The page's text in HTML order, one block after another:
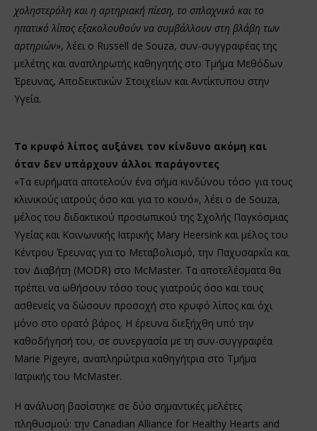
χοληστερόλη και η αρτηριακή πίεση, το σπλαχνικό και το
ηπατικό λίπος εξακολουθούν να συμβάλλουν στη βλάβη των
αρτηριών», λέει ο Russell de Souza, συν-συγγραφέας της
μελέτης και αναπληρωτής καθηγητής στο Τμήμα Μεθόδων
Έρευνας, Αποδεικτικών Στοιχείων και Αντίκτυπου στην
Υγεία.
Το κρυφό λίπος αυξάνει τον κίνδυνο ακόμη και
όταν δεν υπάρχουν άλλοι παράγοντες
«Τα ευρήματα αποτελούν ένα σήμα κινδύνου τόσο για τους
κλινικούς ιατρούς όσο και για το κοινό», λέει ο de Souza,
μέλος του διδακτικού προσωπικού της Σχολής Παγκόσμιας
Υγείας και Κοινωνικής Ιατρικής Mary Heersink και μέλος του
Κέντρου Έρευνας για το Μεταβολισμό, την Παχυσαρκία και
τον Διαβήτη (MODR) στο McMaster. Τα αποτελέσματα θα
πρέπει να ωθήσουν τόσο τους γιατρούς όσο και τους
ασθενείς να δώσουν προσοχή στο κρυφό λίπος και όχι
μόνο στο ορατό βάρος. Η έρευνα διεξήχθη υπό την
καθοδήγησή του, σε συνεργασία με τη συν-συγγραφέα
Marie Pigeyre, αναπληρώτρια καθηγήτρια στο Τμήμα
Ιατρικής του McMaster.
Η ανάλυση βασίστηκε σε δύο σημαντικές μελέτες
πληθυσμού: την Canadian Alliance for Healthy Hearts and